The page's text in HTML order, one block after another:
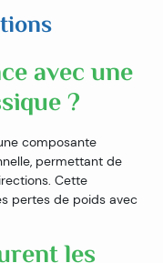
avec une
?
composante
permettant de
Cette
pertes de poids avec